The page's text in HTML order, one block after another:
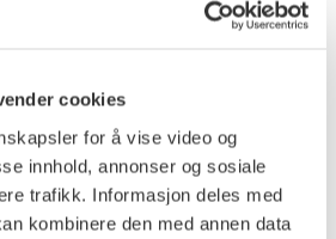
cookies
for å vise video og
innhold, annonser og sosiale
trafikk. Informasjon deles med
kombinere den med annen data
Frits Thaulow Hotel Phonix
1873
av platen: "Frits Thaulow malet av
Hotell Phönix i Köbenhavn år 1873.
Nr. 101. Når han var ute skrev han
er ute"."